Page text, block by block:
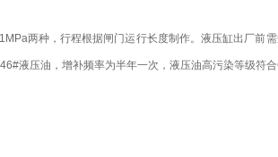
两种，行程根据闸门运行长度制作。液压缸出厂前
液压油，增补频率为半年一次，液压油高污染等级符合